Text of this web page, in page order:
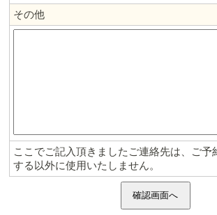
その他
ここでご記入頂きましたご連絡先は、ご予
する以外に使用いたしません。